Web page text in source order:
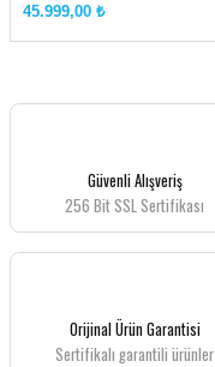
45.999,00 ₺
Güvenli Alışveriş
256 Bit SSL Sertifikası
Orijinal Ürün Garantisi
Sertifikalı garantili ürünler